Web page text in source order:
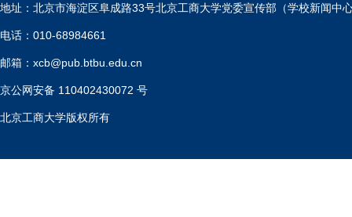
地址：北京市海淀区阜成路33号北京工商大学党委宣传部（学校新闻中
电话：010-68984661
邮箱：xcb@pub.btbu.edu.cn
京公网安备 110402430072 号
北京工商大学版权所有